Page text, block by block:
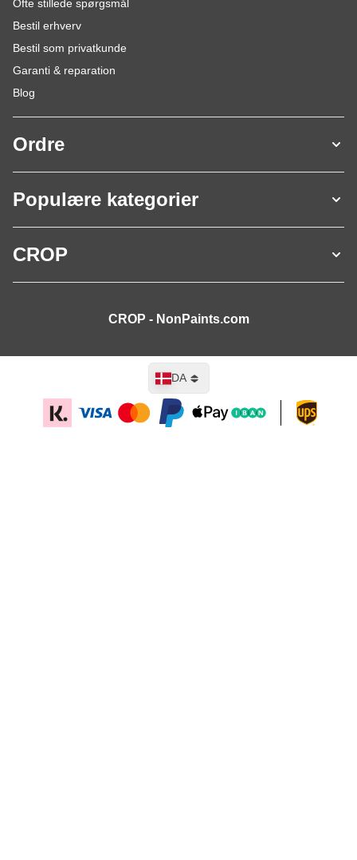
Ofte stillede spørgsmål
Bestil erhverv
Bestil som privatkunde
Garanti & reparation
Blog
Ordre
Populære kategorier
CROP
CROP - NonPaints.com
Sprog
DA